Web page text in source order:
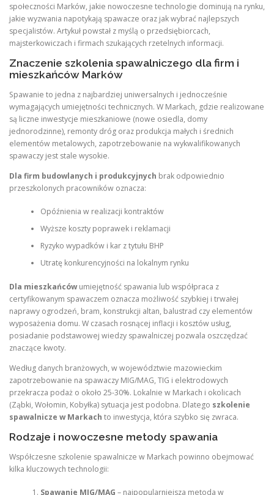
społeczności Marków, jakie nowoczesne technologie dominują na rynku,
jakie wyzwania napotykają spawacze oraz jak wybrać najlepszych
specjalistów. Artykuł powstał z myślą o przedsiębiorcach,
majsterkowiczach i firmach szukających rzetelnych informacji.
Znaczenie szkolenia spawalniczego dla firm i
mieszkańców Marków
Spawanie to jedna z najbardziej uniwersalnych i jednocześnie
wymagających umiejętności technicznych. W Markach, gdzie realizowane
są liczne inwestycje mieszkaniowe (nowe osiedla, domy
jednorodzinne), remonty dróg oraz produkcja małych i średnich
elementów metalowych, zapotrzebowanie na wykwalifikowanych
spawaczy jest stale wysokie.
Dla firm budowlanych i produkcyjnych brak odpowiednio
przeszkolonych pracowników oznacza:
Opóźnienia w realizacji kontraktów
Wyższe koszty poprawek i reklamacji
Ryzyko wypadków i kar z tytułu BHP
Utratę konkurencyjności na lokalnym rynku
Dla mieszkańcówumiejętność spawania lub współpraca z
certyfikowanym spawaczem oznacza możliwość szybkiej i trwałej
naprawy ogrodzeń, bram, konstrukcji altan, balustrad czy elementów
wyposażenia domu. W czasach rosnącej inflacji i kosztów usług,
posiadanie podstawowej wiedzy spawalniczej pozwala oszczędzać
znaczące kwoty.
Według danych branżowych, w województwie mazowieckim
zapotrzebowanie na spawaczy MIG/MAG, TIG i elektrodowych
przekracza podaż o około 25-30%. Lokalnie w Markach i okolicach
(Ząbki, Wołomin, Kobyłka) sytuacja jest podobna. Dlatego szkolenie
spawalnicze w Markach to inwestycja, która szybko się zwraca.
Rodzaje i nowoczesne metody spawania
Współczesne szkolenie spawalnicze w Markach powinno obejmować
kilka kluczowych technologii:
Spawanie MIG/MAG – najpopularniejsza metoda w